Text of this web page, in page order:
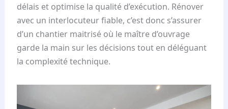
délais et optimise la qualité d’exécution. Rénover
avec un interlocuteur fiable, c’est donc s’assurer
d’un chantier maitrisé où le maître d’ouvrage
garde la main sur les décisions tout en déléguant
la complexité technique.